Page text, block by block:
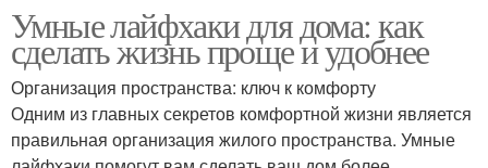
Умные лайфхаки для дома: как
сделать жизнь проще и удобнее
Организация пространства: ключ к комфорту
Одним из главных секретов комфортной жизни является
правильная организация жилого пространства. Умные